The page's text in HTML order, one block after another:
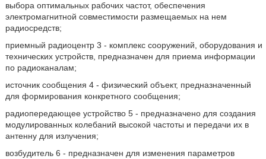
выбора оптимальных рабочих частот, обеспечения
электромагнитной совместимости размещаемых на нем
радиосредств;
приемный радиоцентр 3 - комплекс сооружений, оборудования и
технических устройств, предназначен для приема информации
по радиоканалам;
источник сообщения 4 - физический объект, предназначенный
для формирования конкретного сообщения;
радиопередающее устройство 5 - предназначено для создания
модулированных колебаний высокой частоты и передачи их в
антенну для излучения;
возбудитель 6 - предназначен для изменения параметров